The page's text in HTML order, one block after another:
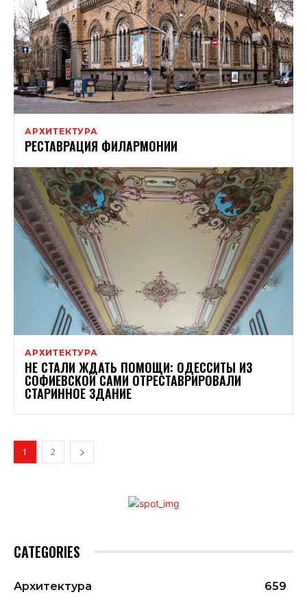
АРХИТЕКТУРА
РЕСТАВРАЦИЯ ФИЛАРМОНИИ
АРХИТЕКТУРА
НЕ СТАЛИ ЖДАТЬ ПОМОЩИ: ОДЕССИТЫ ИЗ
СОФИЕВСКОЙ САМИ ОТРЕСТАВРИРОВАЛИ
СТАРИННОЕ ЗДАНИЕ
1 2
CATEGORIES
Архитектура
659